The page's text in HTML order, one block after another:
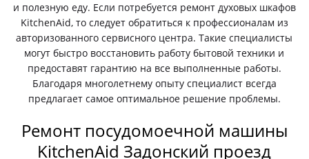
и полезную еду. Если потребуется ремонт духовых шкафов
KitchenAid, то следует обратиться к профессионалам из
авторизованного сервисного центра. Такие специалисты
могут быстро восстановить работу бытовой техники и
предоставят гарантию на все выполненные работы.
Благодаря многолетнему опыту специалист всегда
предлагает самое оптимальное решение проблемы.
Ремонт посудомоечной машины
KitchenAid Задонский проезд